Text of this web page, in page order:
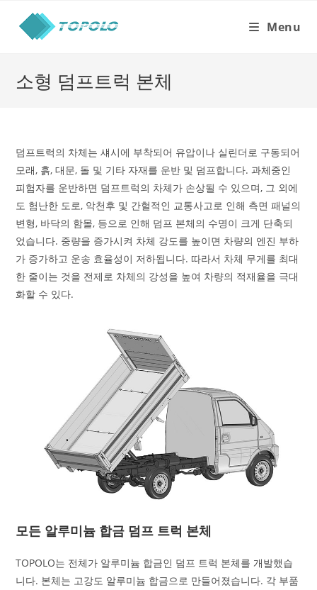
content
Menu
소형 덤프트럭 본체
덤프트럭의 차체는 섀시에 부착되어 유압이나 실린더로 구동되어
모래, 흙, 대문, 돌 및 기타 자재를 운반 및 덤프합니다. 과체중인
피험자를 운반하면 덤프트럭의 차체가 손상될 수 있으며, 그 외에
도 험난한 도로, 악천후 및 간헐적인 교통사고로 인해 측면 패널의
변형, 바닥의 함몰, 등으로 인해 덤프 본체의 수명이 크게 단축되
었습니다. 중량을 증가시켜 차체 강도를 높이면 차량의 엔진 부하
가 증가하고 운송 효율성이 저하됩니다. 따라서 차체 무게를 최대
한 줄이는 것을 전제로 차체의 강성을 높여 차량의 적재율을 극대
화할 수 있다.
모든 알루미늄 합금 덤프 트럭 본체
TOPOLO는 전체가 알루미늄 합금인 덤프 트럭 본체를 개발했습
니다. 본체는 고강도 알루미늄 합금으로 만들어졌습니다. 각 부품